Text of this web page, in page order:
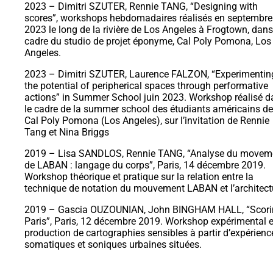
2023 – Dimitri SZUTER, Rennie TANG, “Designing with
scores”, workshops hebdomadaires réalisés en septembre
2023 le long de la rivière de Los Angeles à Frogtown,
cadre du studio de projet éponyme, Cal Poly Pomona, Los
Angeles.
2023 – Dimitri SZUTER, Laurence FALZON,
the potential of peripherical spaces through performative
actions” in Summer School juin 2023. Workshop réalisé
le cadre de la summer school des étudiants américains de
Cal Poly Pomona (Los Angeles), sur l’invitation de Rennie
Tang et Nina Briggs
2019 – Lisa SANDLOS, Rennie TANG, “Analyse du
de LABAN : langage du corps”, Paris, 14 décembre 2019.
Workshop théorique et pratique sur la relation entre la
technique de notation du mouvement LABAN et
2019 – Gascia OUZOUNIAN, John BINGHAM HALL,
Paris”, Paris, 12 décembre 2019. Workshop expérimental
production de cartographies sensibles à partir
somatiques et soniques urbaines situées.